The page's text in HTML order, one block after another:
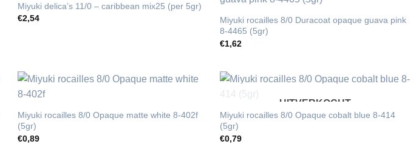
Miyuki delica’s 11/0 – caribbean mix25 (per 5gr)
€2,54
Miyuki rocailles 8/0 Duracoat opaque guava pink
8-4465 (5gr)
€1,62
Miyuki rocailles 8/0 Opaque matte white 8-402f
(5gr)
€0,89
UITVERKOCHT
Miyuki rocailles 8/0 Opaque cobalt blue 8-414
(5gr)
€0,79